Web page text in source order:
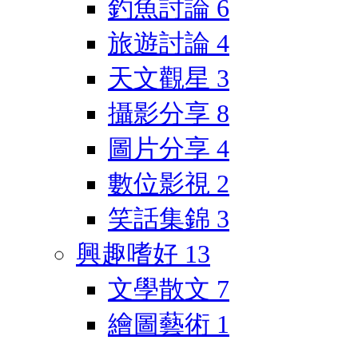
釣魚討論 6
旅遊討論 4
天文觀星 3
攝影分享 8
圖片分享 4
數位影視 2
笑話集錦 3
興趣嗜好 13
文學散文 7
繪圖藝術 1